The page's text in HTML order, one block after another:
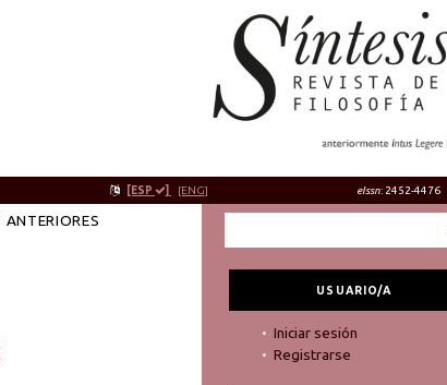
[ESP ] [ENG] eIssn: 2452-4476
USUARIO/A
Iniciar sesión
Registrarse
ANTERIORES